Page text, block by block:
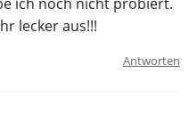
lecker aus!!!
Antworten